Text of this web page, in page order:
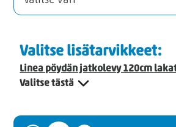
Valitse lisätarvikkeet:
Linea pöydän jatkolevy 120cm
Valitse tästä